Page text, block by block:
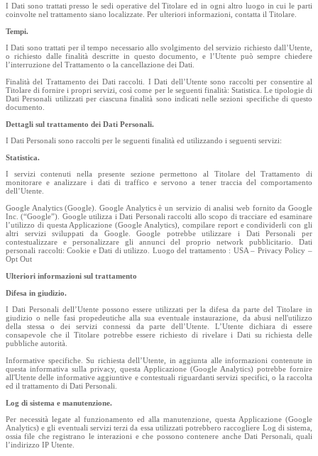
I Dati sono trattati presso le sedi operative del Titolare ed in ogni altro luogo in cui le parti
coinvolte nel trattamento siano localizzate. Per ulteriori informazioni, contatta il Titolare.
Tempi.
I Dati sono trattati per il tempo necessario allo svolgimento del servizio richiesto dall’Utente,
o richiesto dalle finalità descritte in questo documento, e l’Utente può sempre chiedere
l’interruzione del Trattamento o la cancellazione dei Dati.
Finalità del Trattamento dei Dati raccolti. I Dati dell’Utente sono raccolti per consentire al
Titolare di fornire i propri servizi, così come per le seguenti finalità: Statistica. Le tipologie di
Dati Personali utilizzati per ciascuna finalità sono indicati nelle sezioni specifiche di questo
documento.
Dettagli sul trattamento dei Dati Personali.
I Dati Personali sono raccolti per le seguenti finalità ed utilizzando i seguenti servizi:
Statistica.
I servizi contenuti nella presente sezione permettono al Titolare del Trattamento di
monitorare e analizzare i dati di traffico e servono a tener traccia del comportamento
dell’Utente.
Google Analytics (Google). Google Analytics è un servizio di analisi web fornito da Google
Inc. (“Google”). Google utilizza i Dati Personali raccolti allo scopo di tracciare ed esaminare
l’utilizzo di questa Applicazione (Google Analytics), compilare report e condividerli con gli
altri servizi sviluppati da Google. Google potrebbe utilizzare i Dati Personali per
contestualizzare e personalizzare gli annunci del proprio network pubblicitario. Dati
personali raccolti: Cookie e Dati di utilizzo. Luogo del trattamento : USA – Privacy Policy –
Opt Out
Ulteriori informazioni sul trattamento
Difesa in giudizio.
I Dati Personali dell’Utente possono essere utilizzati per la difesa da parte del Titolare in
giudizio o nelle fasi propedeutiche alla sua eventuale instaurazione, da abusi nell'utilizzo
della stessa o dei servizi connessi da parte dell’Utente. L’Utente dichiara di essere
consapevole che il Titolare potrebbe essere richiesto di rivelare i Dati su richiesta delle
pubbliche autorità.
Informative specifiche. Su richiesta dell’Utente, in aggiunta alle informazioni contenute in
questa informativa sulla privacy, questa Applicazione (Google Analytics) potrebbe fornire
all'Utente delle informative aggiuntive e contestuali riguardanti servizi specifici, o la raccolta
ed il trattamento di Dati Personali.
Log di sistema e manutenzione.
Per necessità legate al funzionamento ed alla manutenzione, questa Applicazione (Google
Analytics) e gli eventuali servizi terzi da essa utilizzati potrebbero raccogliere Log di sistema,
ossia file che registrano le interazioni e che possono contenere anche Dati Personali, quali
l’indirizzo IP Utente.